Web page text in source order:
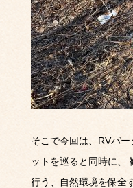
そこで今回は、 RVパー
ットを巡ると同時に、
行う、自然環境を保全